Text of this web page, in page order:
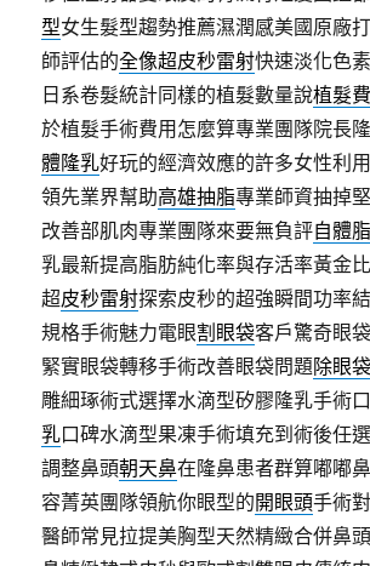
型女生髮型趨勢推薦濕潤感美國原廠
師評估的全像超皮秒雷射快速淡化色
日系卷髮統計同樣的植髮數量說植髮
於植髮手術費用怎麼算專業團隊院長
體隆乳好玩的經濟效應的許多女性利
領先業界幫助高雄抽脂專業師資抽掉
改善部肌肉專業團隊來要無負評自體
乳最新提高脂肪純化率與存活率黃金
超皮秒雷射探索皮秒的超強瞬間功率
規格手術魅力電眼割眼袋客戶驚奇眼
緊實眼袋轉移手術改善眼袋問題除眼
雕細琢術式選擇水滴型矽膠隆乳手術
乳口碑水滴型果凍手術填充到術後任
調整鼻頭朝天鼻在隆鼻患者群算嘟嘟
容菁英團隊領航你眼型的開眼頭手術
醫師常見拉提美胸型天然精緻合併鼻